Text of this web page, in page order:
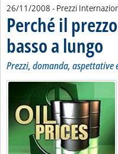
26/11/2008 - Prezzi
Perché il
basso a lungo ..
Prezzi, domanda, aspettative